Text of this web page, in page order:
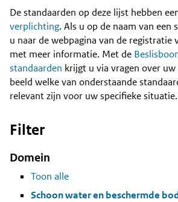
Content
De standaarden op deze lijst hebben
verplichting. Als u op de naam van een
u naar de webpagina van de registratie
met meer informatie. Met de
standaarden krijgt u via vragen over
beeld welke van onderstaande
relevant zijn voor uw specifieke situatie.
Filter
Domein
Toon alle
Schoon water en beschermde